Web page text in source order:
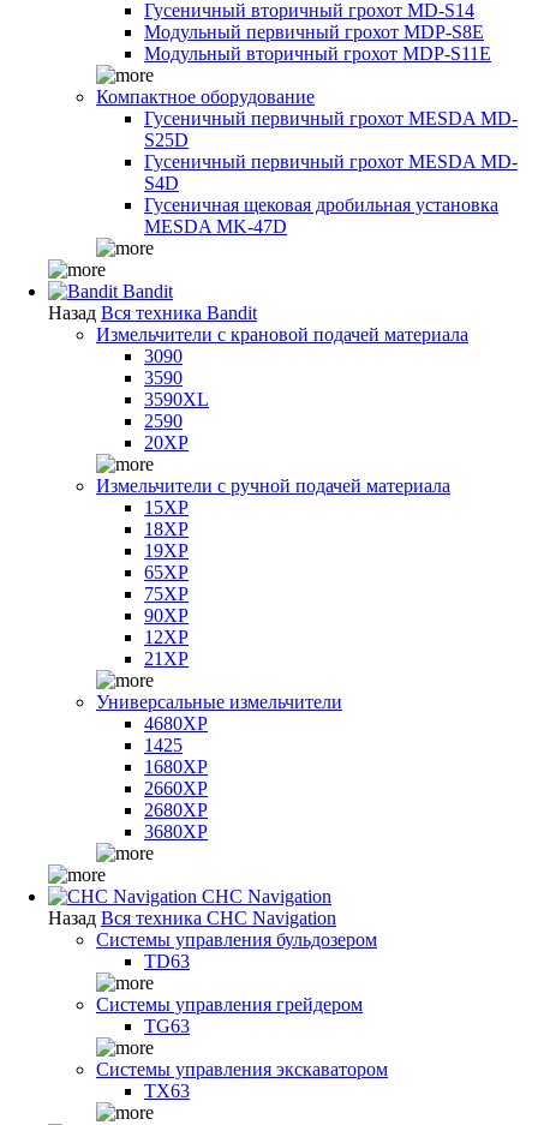
Гусеничный вторичный грохот MD-S14
Модульный первичный грохот MDP-S8E
Модульный вторичный грохот MDP-S11E
Компактное оборудование
Гусеничный первичный грохот MESDA MD-
S25D
Гусеничный первичный грохот MESDA MD-
S4D
Гусеничная щековая дробильная установка
MESDA MK-47D
Bandit
Назад Вся техника Bandit
Измельчители с крановой подачей материала
3090
3590
3590XL
2590
20XP
Измельчители с ручной подачей материала
15XP
18XP
19XP
65XP
75XP
90XP
12XP
21XP
Универсальные измельчители
4680XP
1425
1680XP
2660XP
2680XP
3680XP
CHC Navigation
Назад Вся техника CHC Navigation
Системы управления бульдозером
TD63
Системы управления грейдером
TG63
Системы управления экскаватором
TX63